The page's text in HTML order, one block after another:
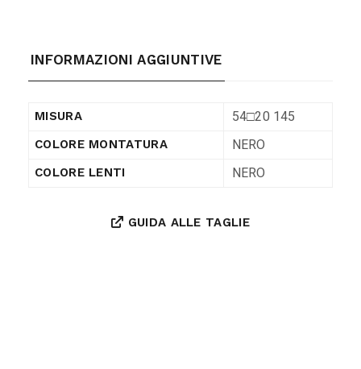
INFORMAZIONI AGGIUNTIVE
MISURA 54□20 145
COLORE MONTATURA NERO
COLORE LENTI NERO
GUIDA ALLE TAGLIE